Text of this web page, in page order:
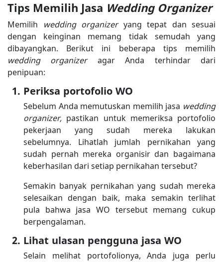
Tips Memilih Jasa Wedding Organizer
Memilih wedding organizeryang tepat dan sesuai
dengan keinginan memang tidak semudah yang
dibayangkan. Berikut ini beberapa tips memilih
wedding organizeragar Anda terhindar dari
penipuan:
Periksa portofolio WO
Sebelum Anda memutuskan memilih jasa wedding
organizer, pastikan untuk memeriksa portofolio
pekerjaan yang sudah mereka lakukan
sebelumnya. Lihatlah jumlah pernikahan yang
sudah pernah mereka organisir dan bagaimana
keberhasilan dari setiap pernikahan tersebut?
Semakin banyak pernikahan yang sudah mereka
selesaikan dengan baik, maka semakin terlihat
pula bahwa jasa WO tersebut memang cukup
berpengalaman.
Lihat ulasan pengguna jasa WO
Selain melihat portofolionya, Anda juga perlu